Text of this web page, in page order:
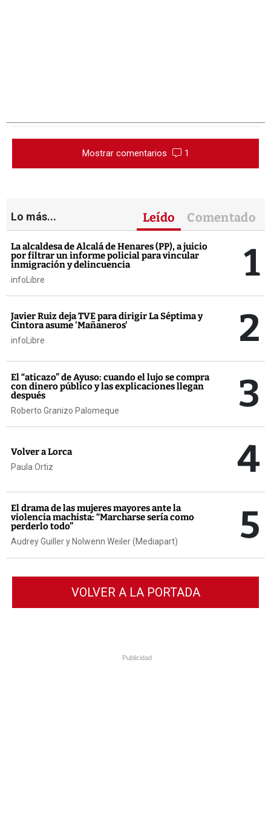
Mostrar comentarios 1
Lo más... Leído Comentado
La alcaldesa de Alcalá de Henares (PP), a juicio
por filtrar un informe policial para vincular
inmigración y delincuencia
infoLibre 1
Javier Ruiz deja TVE para dirigir La Séptima y
Cintora asume 'Mañaneros'
infoLibre 2
El “aticazo” de Ayuso: cuando el lujo se compra
con dinero público y las explicaciones llegan
después
Roberto Granizo Palomeque 3
Volver a Lorca
Paula Ortiz 4
El drama de las mujeres mayores ante la
violencia machista: “Marcharse sería como
perderlo todo”
Audrey Guiller y Nolwenn Weiler (Mediapart) 5
VOLVER A LA PORTADA
Publicidad